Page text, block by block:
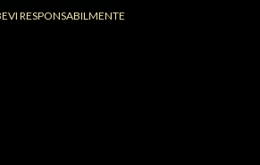
RESPONSABILMENTE